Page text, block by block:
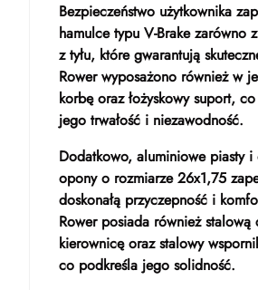
Bezpieczeństwo użytkownika
hamulce typu V-Brake zarówno
z tyłu, które gwarantują
Rower wyposażono również w
korbę oraz łożyskowy suport,
jego trwałość i niezawodność.
Dodatkowo, aluminiowe piasty
opony o rozmiarze 26x1,75
doskonałą przyczepność i
Rower posiada również stalową
kierownicę oraz stalowy
co podkreśla jego solidność.